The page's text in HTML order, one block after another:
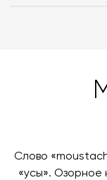
Вы также можете
оплаты через
оплаты по
менеджер
поступления
свяжется с
время и дату
Слово
«усы». Озорное